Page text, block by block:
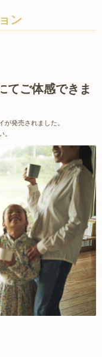
ン
てご体感できま
発売されました。